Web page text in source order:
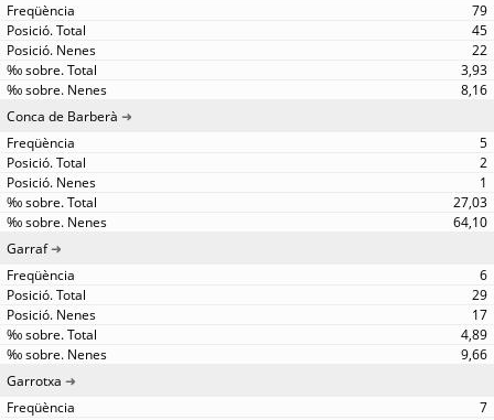
79
45
22
3,93
8,16
Conca de Barberà
5
2
1
27,03
64,10
Garraf
6
29
17
4,89
9,66
Garrotxa
7